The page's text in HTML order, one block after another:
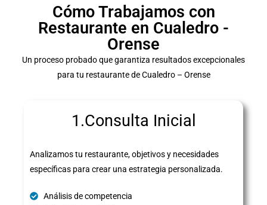
Cómo Trabajamos con
Restaurante en Cualedro -
Orense
Un proceso probado que garantiza resultados excepcionales
para tu restaurante de Cualedro – Orense
1.Consulta Inicial
Analizamos tu restaurante, objetivos y necesidades
específicas para crear una estrategia personalizada.
Análisis de competencia